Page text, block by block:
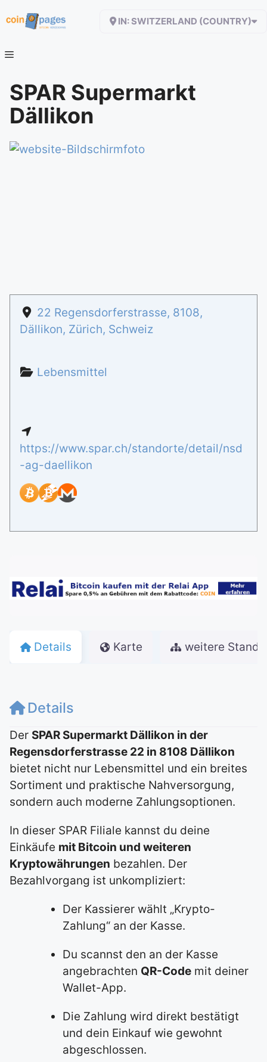
Inhalt
IN: SWITZERLAND (COUNTRY)
SPAR Supermarkt
Dällikon
22 Regensdorferstrasse, 8108,
Dällikon, Zürich, Schweiz
Lebensmittel
https://www.spar.ch/standorte/detail/nsd
-ag-daellikon
Details Karte weitere
Details
Der SPAR Supermarkt Dällikon in der
Regensdorferstrasse 22 in 8108 Dällikon
bietet nicht nur Lebensmittel und ein breites
Sortiment und praktische Nahversorgung,
sondern auch moderne Zahlungsoptionen.
In dieser SPAR Filiale kannst du deine
Einkäufe mit Bitcoin und weiteren
Kryptowährungen bezahlen. Der
Bezahlvorgang ist unkompliziert:
Der Kassierer wählt „Krypto-
Zahlung“ an der Kasse.
Du scannst den an der Kasse
angebrachten QR-Code mit deiner
Wallet-App.
Die Zahlung wird direkt bestätigt
und dein Einkauf wie gewohnt
abgeschlossen.